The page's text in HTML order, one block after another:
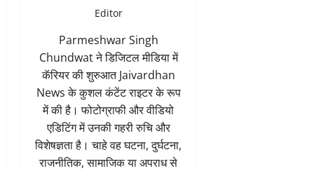
Editor
Parmeshwar Singh
Chundwat ने डिजिटल मीडिया में
कॅरियर की शुरुआत Jaivardhan
News के कुशल कंटेंट राइटर के रूप
में की है। फोटोग्राफी और वीडियो
एडिटिंग में उनकी गहरी रुचि और
विशेषज्ञता है। चाहे वह घटना, दुर्घटना,
राजनीतिक, सामाजिक या अपराध से